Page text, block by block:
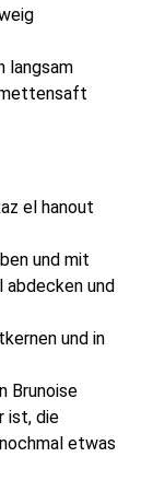
langsam
el hanout
und mit
abdecken und
und in
Brunoise
ist, die
etwas